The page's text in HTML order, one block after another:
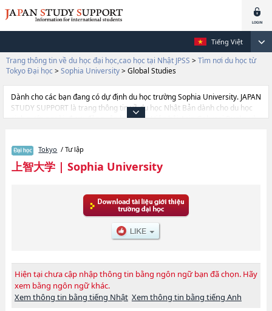
Tiếng Việt
Trang thông tin về du học đại học,cao học tại Nhật JPSS > Tìm nơi du học từ
Tokyo Đại học > Sophia University> Global Studies
Dành cho các bạn đang có dự định du học trường Sophia University. JAPAN
STUDY SUPPORT là trang thông tin về du học Nhật Bản dành cho du học
sinh nước ngoài, được đồng vận hành bởi Hiệp hội Asia Gakusei Bunka và
StudieshoặcNgành SPSF（Sophia Program for Sustainable Futures）
hoặcNgành TheologyhoặcNgành HumanitieshoặcNgành LawhoặcNgành
EconomicshoặcNgành Foreign StudieshoặcNgành Human Sciences của
bạn đang tìm hiểu thông tin du học liên quan tới Sophia University thì hãy
sử dụng trang web này.Ngoài ra còn có cả thông tin của khoảng 1.300
trường đại học, cao học, trường đại học ngắn hạn, trường chuyên môn
Tokyo / Tư lập
上智大学| Sophia University
Hiện tại chưa cập nhập thông tin bằng ngôn ngữ bạn đã chọn. Hãy
xem bằng ngôn ngữ khác.
Xem thông tin bằng tiếng Nhật Xem thông tin bằng tiếng Anh